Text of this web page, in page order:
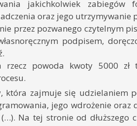
jakichkolwiek zabiegów
oraz jego utrzymywanie
przez pozwanego czytelnym
podpisem,
powoda kwoty 5000 zł
która zajmuje się udzielaniem
jego wdrożenie oraz
Na tej stronie od dłuższego